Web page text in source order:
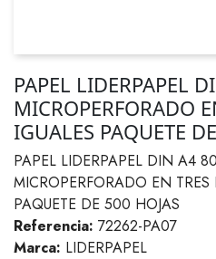
PAPEL LIDERPAPEL
MICROPERFORADO
IGUALES PAQUETE
PAPEL LIDERPAPEL DIN A4
MICROPERFORADO EN TRES
PAQUETE DE 500 HOJAS
Referencia: 72262-PA07
Marca: LIDERPAPEL